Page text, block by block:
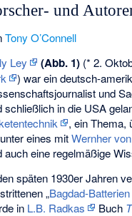
und
Tony O’Connell
Ley (Abb. 1) (* 2.
) war ein deutsch-
und
schließlich in die USA
, ein Thema,
eines mitWernher
auch eine regelmäßige
späten 1930er Jahren
„Bagdad-Batterien
in L.B. Radkas Buch